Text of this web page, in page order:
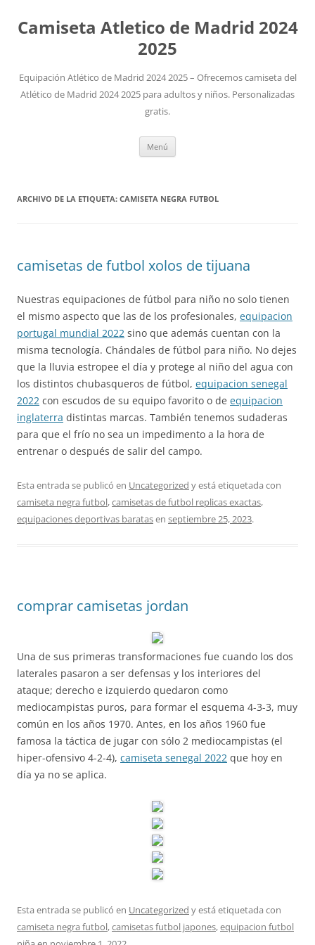
Camiseta Atletico de Madrid 2024
2025
Equipación Atlético de Madrid 2024 2025 – Ofrecemos camiseta del
Atlético de Madrid 2024 2025 para adultos y niños. Personalizadas
gratis.
Menú
ARCHIVO DE LA ETIQUETA: CAMISETA NEGRA FUTBOL
camisetas de futbol xolos de tijuana
Nuestras equipaciones de fútbol para niño no solo tienen
el mismo aspecto que las de los profesionales, equipacion
portugal mundial 2022 sino que además cuentan con la
misma tecnología. Chándales de fútbol para niño. No dejes
que la lluvia estropee el día y protege al niño del agua con
los distintos chubasqueros de fútbol, equipacion senegal
2022 con escudos de su equipo favorito o de equipacion
inglaterra distintas marcas. También tenemos sudaderas
para que el frío no sea un impedimento a la hora de
entrenar o después de salir del campo.
Esta entrada se publicó en Uncategorized y está etiquetada con
camiseta negra futbol,camisetas de futbol replicas exactas,
equipaciones deportivas baratasen septiembre 25, 2023.
comprar camisetas jordan
Una de sus primeras transformaciones fue cuando los dos
laterales pasaron a ser defensas y los interiores del
ataque; derecho e izquierdo quedaron como
mediocampistas puros, para formar el esquema 4-3-3, muy
común en los años 1970. Antes, en los años 1960 fue
famosa la táctica de jugar con sólo 2 mediocampistas (el
hiper-ofensivo 4-2-4), camiseta senegal 2022 que hoy en
día ya no se aplica.
Esta entrada se publicó en Uncategorized y está etiquetada con
camiseta negra futbol,camisetas futbol japones,equipacion futbol